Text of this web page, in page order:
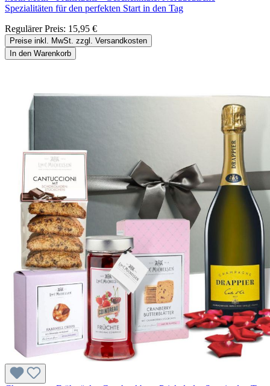
Spezialitäten für den perfekten Start in den Tag
Regulärer Preis: 15,95 €
Preise inkl. MwSt. zzgl. Versandkosten
In den Warenkorb